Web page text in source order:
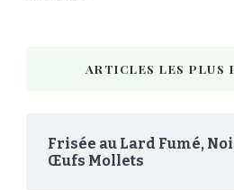
ARTICLES LES PLUS
Frisée au Lard Fumé,
Œufs Mollets